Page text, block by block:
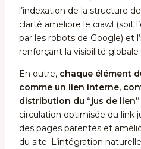
l’indexation de la structure
clarté améliore le crawl (soit
par les robots de Google) et
renforçant la visibilité
En outre, chaque élément
comme un lien interne,
distribution du “jus de
circulation optimisée du link
des pages parentes et
du site. L’intégration